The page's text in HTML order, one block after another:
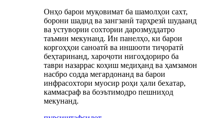
Онҳо барои муқовимат ба шамолҳои сахт,
борони шадид ва зангзанӣ тарҳрезӣ шудаанд
ва устувории сохтории дарозмуддатро
таъмин мекунанд. Ин панелҳо, ки барои
коргоҳҳои саноатӣ ва иншооти тиҷоратӣ
беҳтаринанд, хароҷоти нигоҳдориро ба
таври назаррас коҳиш медиҳанд ва ҳамзамон
насбро содда мегардонанд ва барои
инфрасохтори муосир роҳи ҳали бехатар,
каммасраф ва боэътимодро пешниҳод
мекунанд.